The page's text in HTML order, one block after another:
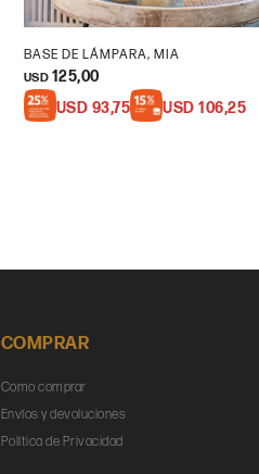
BASE DE LÁMPARA, MIA
USD 125,00
USD 93,75 USD 106,25
COMPRAR
Como comprar
Envíos y devoluciones
Política de Privacidad